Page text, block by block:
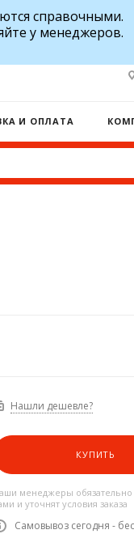
справочными.
у менеджеров.
И ОПЛАТА
Нашли дешевле?
КУПИТЬ
менеджеры обязательно
и уточнят условия заказа
Самовывоз сегодня -